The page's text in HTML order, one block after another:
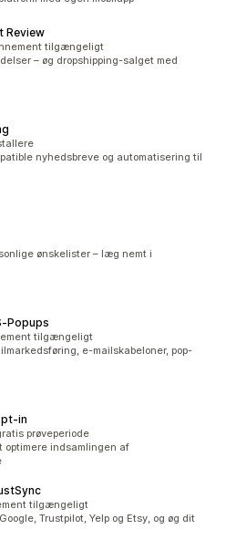
Review
tilgængeligt
– øg dropshipping-salget med
nyhedsbreve og automatisering til
ønskelister – læg nemt i
tilgængeligt
e-mailskabeloner, pop-
prøveperiode
indsamlingen af
tilgængeligt
Trustpilot, Yelp og Etsy, og øg dit